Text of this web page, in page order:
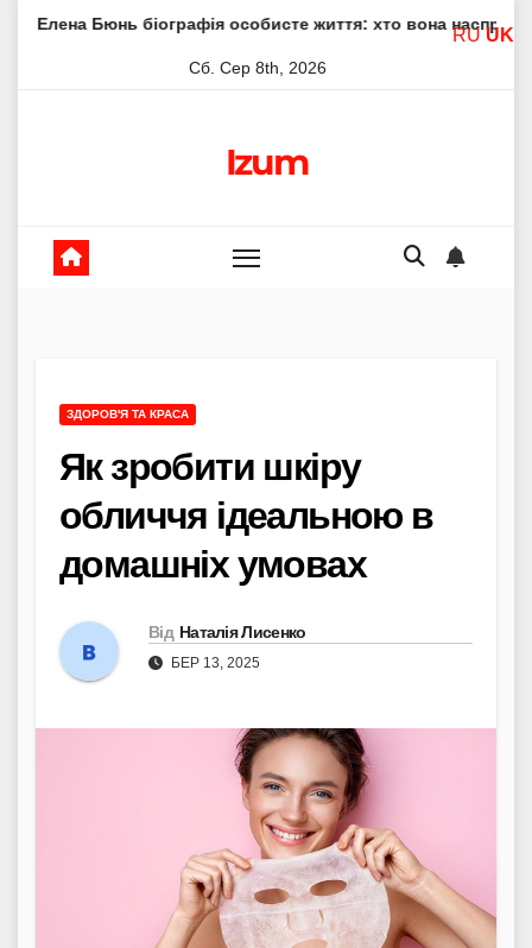
біографія особисте життя: хто вона насправді Елена
Сб. Сер 8th, 2026
Izum
ЗДОРОВ'Я ТА КРАСА
Як зробити шкіру
обличчя ідеальною в
домашніх умовах
Від Наталія Лисенко
БЕР 13, 2025
RU UK